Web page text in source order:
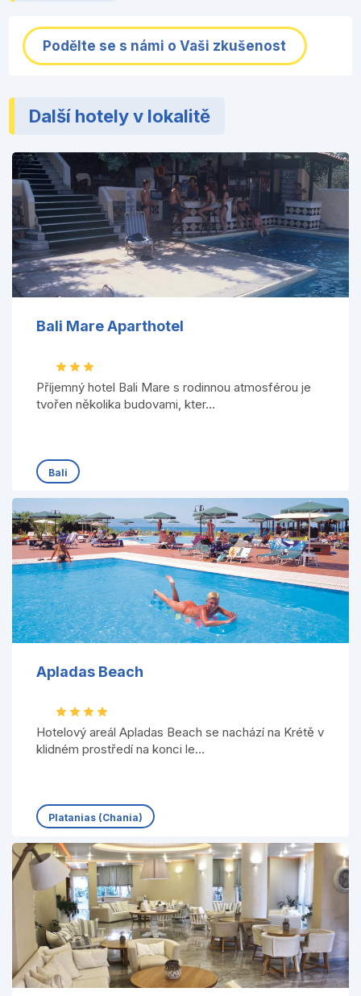
Podělte se s námi o Vaši zkušenost
Další hotely v lokalitě
Bali Mare Aparthotel
Příjemný hotel Bali Mare s rodinnou atmosférou je
tvořen několika budovami, kter...
Bali
Apladas Beach
Hotelový areál Apladas Beach se nachází na Krétě v
klidném prostředí na konci le...
Platanias (Chania)